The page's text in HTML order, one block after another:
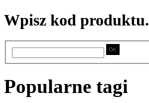
Wpisz kod produktu.
Popularne tagi